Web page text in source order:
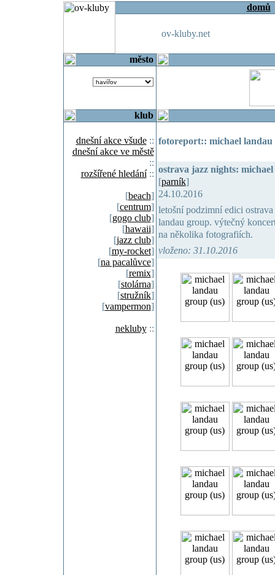
domů
ov-kluby.net
město
klub
dnešní akce všude::
dnešní akce ve městě
::
rozšířené hledání::
[beach]
[centrum]
[gogo club]
[hawaii]
[jazz club]
[my-rocket]
[na pacalůvce]
[remix]
[stolárna]
[stružník]
[vampermon]
nekluby::
fotoreport:: michael
ostrava jazz nights:
[parník]
24.10.2016
letošní podzimní edici
landau group. výtečný
na několika fotografiích.
vloženo: 31.10.2016